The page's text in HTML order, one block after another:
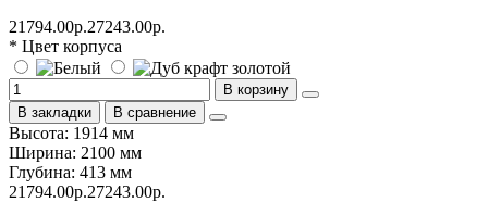
21794.00р.27243.00р.
* Цвет корпуса
В корзину
В закладки
В сравнение
Высота: 1914 мм
Ширина: 2100 мм
Глубина: 413 мм
21794.00р.27243.00р.